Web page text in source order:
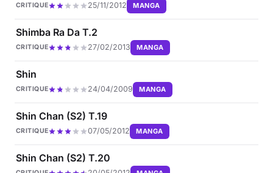
CRITIQUE 25/11/2012 MANGA
Shimba Ra Da T.2
CRITIQUE 27/02/2013 MANGA
Shin
CRITIQUE 24/04/2009 MANGA
Shin Chan (S2) T.19
CRITIQUE 07/05/2012 MANGA
Shin Chan (S2) T.20